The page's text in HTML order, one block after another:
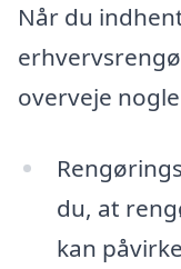
Når du
overveje
du, at
kan